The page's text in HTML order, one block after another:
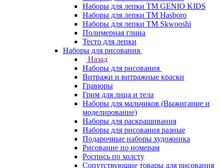
Наборы для лепки ТМ GENIO KIDS
Наборы для лепки ТМ Hasboro
Наборы для лепки ТМ Skwooshi
Полимерная глина
Тесто для лепки
Наборы для рисования
Назад
Наборы для рисования
Витражи и витражные краски
Гравюры
Грим для лица и тела
Наборы для мальчиков (Выжигание и
моделирование)
Наборы для раскрашивания
Наборы для рисования разные
Подарочные наборы художника
Рисование по номерам
Роспись по холсту
Сопутствующие товары для рисования